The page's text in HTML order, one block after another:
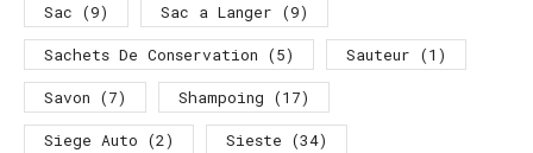
Sac (9) Sac a Langer (9)
Sachets De Conservation (5) Sauteur (1)
Savon (7) Shampoing (17)
Siege Auto (2) Sieste (34)